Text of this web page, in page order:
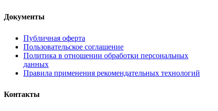
Документы
Публичная оферта
Пользовательское соглашение
Политика в отношении обработки персональных
данных
Правила применения рекомендательных технологий
Контакты